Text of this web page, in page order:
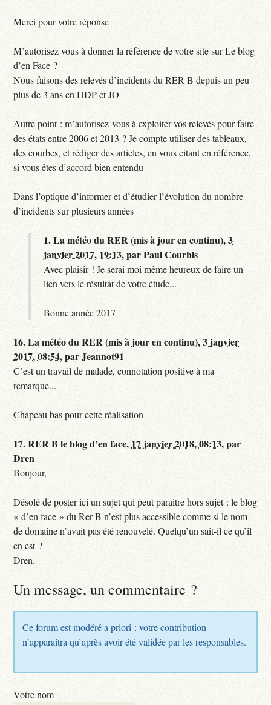
Merci pour votre réponse
M’autorisez vous à donner la référence de votre site sur Le blog
d’en Face ?
Nous faisons des relevés d’incidents du RER B depuis un peu
plus de 3 ans en HDP et JO
Autre point : m’autorisez-vous à exploiter vos relevés pour faire
des états entre 2006 et 2013 ? Je compte utiliser des tableaux,
des courbes, et rédiger des articles, en vous citant en référence,
si vous êtes d’accord bien entendu
Dans l’optique d’informer et d’étudier l’évolution du nombre
d’incidents sur plusieurs années
1.La météo du RER (mis à jour en continu),3
janvier 2017, 19:13,parPaul Courbis
Avec plaisir ! Je serai moi même heureux de faire un
lien vers le résultat de votre étude...
Bonne année 2017
16.La météo du RER (mis à jour en continu),3 janvier
2017, 08:54,parJeannot91
C’est un travail de malade, connotation positive à ma
remarque...
Chapeau bas pour cette réalisation
17.RER B le blog d’en face, 17 janvier 2018, 08:13,par
Dren
Bonjour,
Désolé de poster ici un sujet qui peut paraitre hors sujet : le blog
« d’en face » du Rer B n’est plus accessible comme si le nom
de domaine n’avait pas été renouvelé. Quelqu’un sait-il ce qu’il
en est ?
Dren.
Un message, un commentaire ?
Ce forum est modéré a priori : votre contribution
n’apparaîtra qu’après avoir été validée par les responsables.
Votre nom